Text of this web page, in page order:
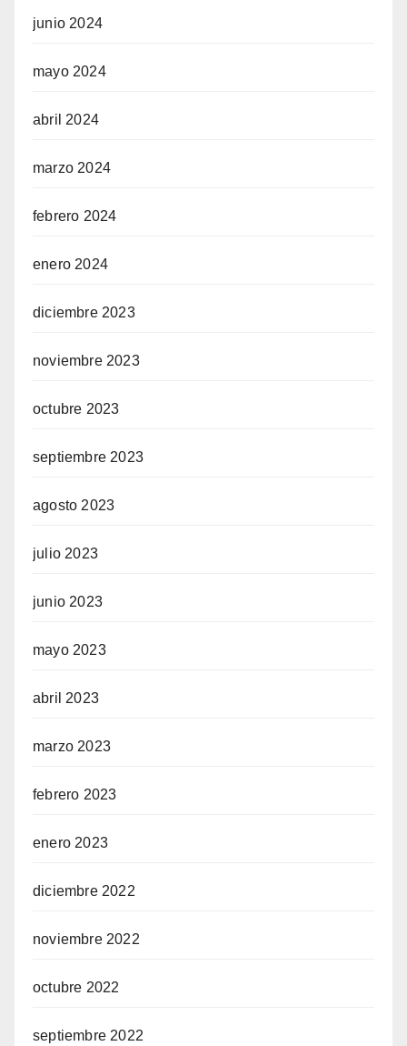
junio 2024
mayo 2024
abril 2024
marzo 2024
febrero 2024
enero 2024
diciembre 2023
noviembre 2023
octubre 2023
septiembre 2023
agosto 2023
julio 2023
junio 2023
mayo 2023
abril 2023
marzo 2023
febrero 2023
enero 2023
diciembre 2022
noviembre 2022
octubre 2022
septiembre 2022